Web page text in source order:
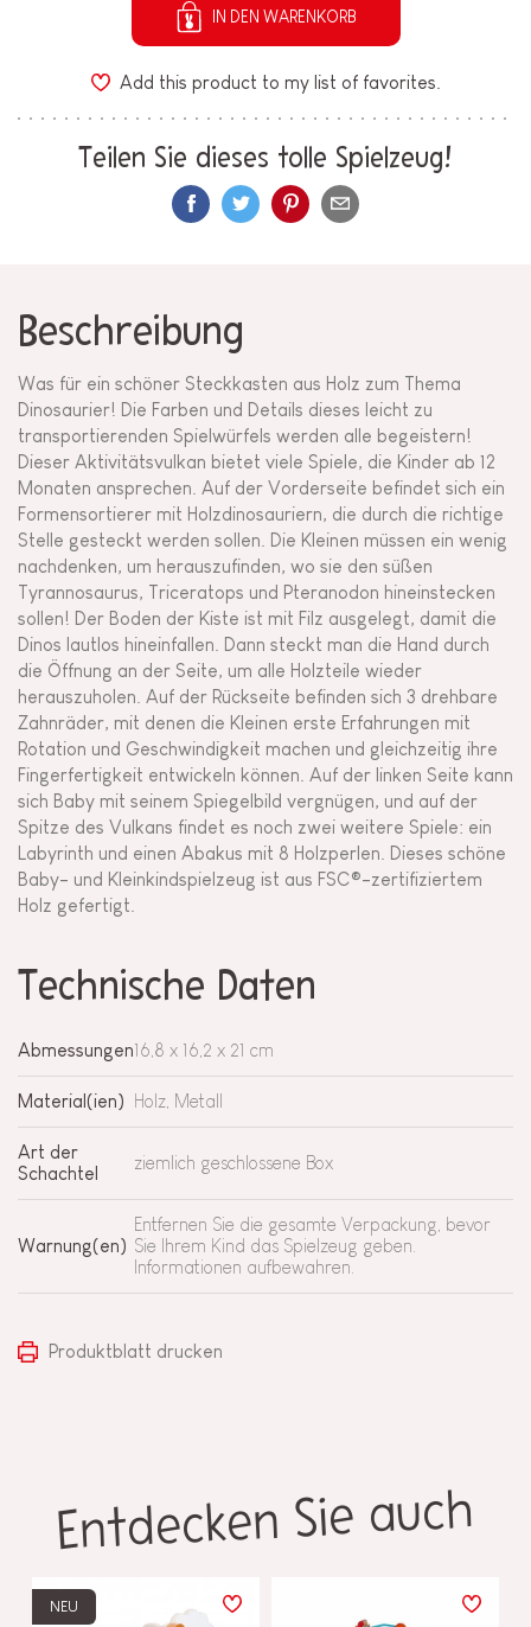
IN DEN WARENKORB
Add this product to my list of favorites.
Teilen Sie dieses tolle Spielzeug!
Beschreibung
Was für ein schöner Steckkasten aus Holz zum Thema
Dinosaurier! Die Farben und Details dieses leicht zu
transportierenden Spielwürfels werden alle begeistern!
Dieser Aktivitätsvulkan bietet viele Spiele, die Kinder ab 12
Monaten ansprechen. Auf der Vorderseite befindet sich ein
Formensortierer mit Holzdinosauriern, die durch die richtige
Stelle gesteckt werden sollen. Die Kleinen müssen ein wenig
nachdenken, um herauszufinden, wo sie den süßen
Tyrannosaurus, Triceratops und Pteranodon hineinstecken
sollen! Der Boden der Kiste ist mit Filz ausgelegt, damit die
Dinos lautlos hineinfallen. Dann steckt man die Hand durch
die Öffnung an der Seite, um alle Holzteile wieder
herauszuholen. Auf der Rückseite befinden sich 3 drehbare
Zahnräder, mit denen die Kleinen erste Erfahrungen mit
Rotation und Geschwindigkeit machen und gleichzeitig ihre
Fingerfertigkeit entwickeln können. Auf der linken Seite kann
sich Baby mit seinem Spiegelbild vergnügen, und auf der
Spitze des Vulkans findet es noch zwei weitere Spiele: ein
Labyrinth und einen Abakus mit 8 Holzperlen. Dieses schöne
Baby- und Kleinkindspielzeug ist aus FSC®-zertifiziertem
Holz gefertigt.
Technische Daten
Abmessungen16,8 x 16,2 x 21 cm
Material(ien) Holz, Metall
Art der
Schachtel
ziemlich geschlossene Box
Warnung(en)
Entfernen Sie die gesamte Verpackung, bevor
Sie Ihrem Kind das Spielzeug geben.
Informationen aufbewahren.
Produktblatt drucken
Entdecken Sie auch
NEU